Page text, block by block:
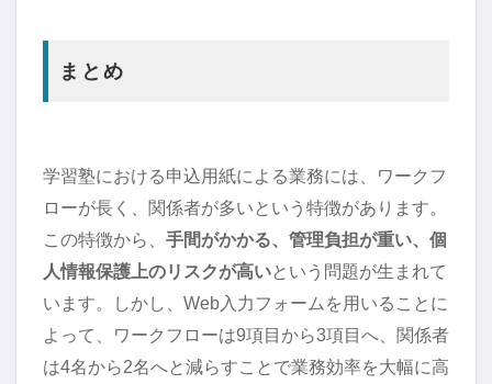
まとめ
学習塾における申込用紙による業務には、ワークフ
ローが長く、関係者が多いという特徴があります。
この特徴から、 手間がかかる、管理負担が重い、個
人情報保護上のリスクが高いという問題が生まれて
います。しかし、Web入力フォームを用いることに
よって、ワークフローは9項目から3項目へ、関係者
は4名から2名へと減らすことで業務効率を大幅に高